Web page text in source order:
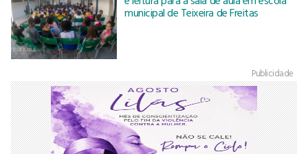
municipal de Teixeira de Freitas
Publicidade